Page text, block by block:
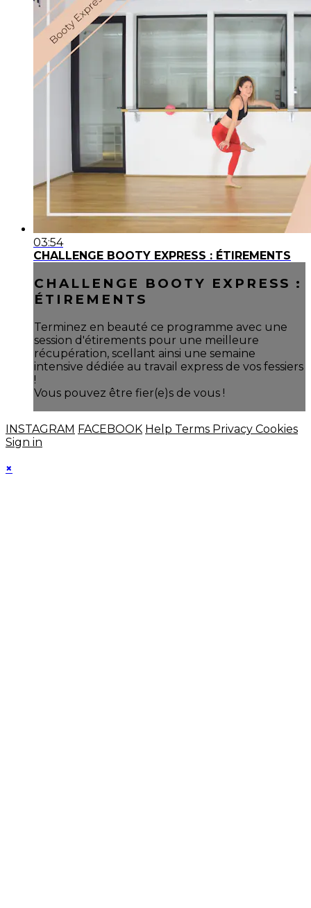
03:54
CHALLENGE BOOTY EXPRESS : ÉTIREMENTS
CHALLENGE BOOTY EXPRESS :
ÉTIREMENTS
Terminez en beauté ce programme avec une
session d'étirements pour une meilleure
récupération, scellant ainsi une semaine
intensive dédiée au travail express de vos fessiers
!
Vous pouvez être fier(e)s de vous !
INSTAGRAM FACEBOOK Help Terms Privacy Cookies
Sign in
×